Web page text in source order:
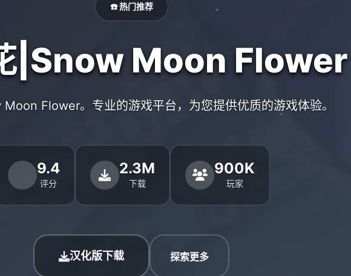
☎️ 热门推荐
|Snow Moon Flower
Flower。专业的游戏平台，为您提供优质的游戏体验。
9.4
评分
2.3M
下载
900K
玩家
汉化版下载 探索更多